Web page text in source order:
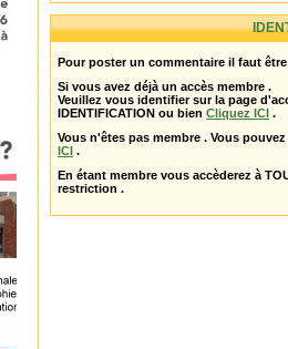
Pour poster un commentaire il faut
Si vous avez déjà un accès membre .
Veuillez vous identifier sur la page
IDENTIFICATION ou bien Cliquez ICI .
Vous n'êtes pas membre . Vous
ICI .
En étant membre vous accèderez à
restriction .